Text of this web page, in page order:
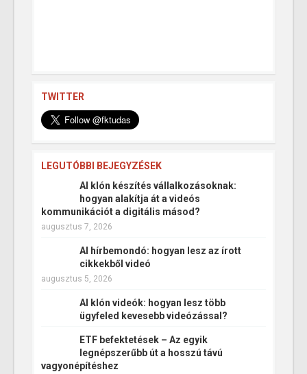
TWITTER
LEGUTÓBBI BEJEGYZÉSEK
AI klón készítés vállalkozásoknak:
hogyan alakítja át a videós
kommunikációt a digitális másod?
augusztus 7, 2026
AI hírbemondó: hogyan lesz az írott
cikkekből videó
augusztus 5, 2026
AI klón videók: hogyan lesz több
ügyfeled kevesebb videózással?
ETF befektetések – Az egyik
legnépszerűbb út a hosszú távú
vagyonépítéshez